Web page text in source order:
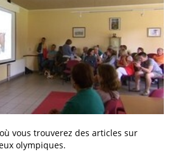
vous trouverez des articles sur
olympiques.